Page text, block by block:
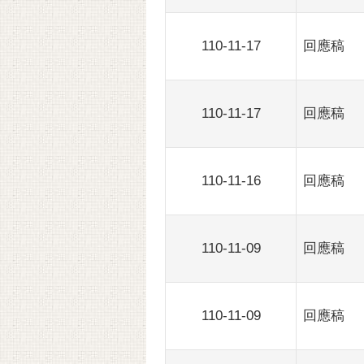
110-11-17 回應稿
110-11-17 回應稿
110-11-16 回應稿
110-11-09 回應稿
110-11-09 回應稿